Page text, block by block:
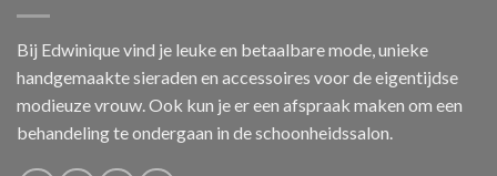
Bij Edwinique vind je leuke en betaalbare mode, unieke
handgemaakte sieraden en accessoires voor de eigentijdse
modieuze vrouw. Ook kun je er een afspraak maken om een
behandeling te ondergaan in de schoonheidssalon.